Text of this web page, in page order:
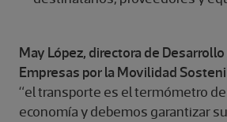
May López, directora de
Empresas por la Movilidad
“el transporte es el termómetro
economía y debemos garantizar